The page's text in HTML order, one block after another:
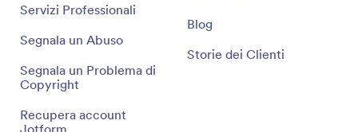
Servizi Professionali
Segnala un Abuso
Segnala un Problema di
Copyright
Recupera account
Jotform
Blog
Storie dei Clienti